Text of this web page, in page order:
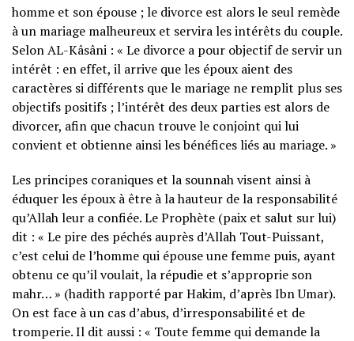
homme et son épouse ; le divorce est alors le seul remède
à un mariage malheureux et servira les intérêts du couple.
Selon AL-Kâsâni : « Le divorce a pour objectif de servir un
intérêt : en effet, il arrive que les époux aient des
caractères si différents que le mariage ne remplit plus ses
objectifs positifs ; l’intérêt des deux parties est alors de
divorcer, afin que chacun trouve le conjoint qui lui
convient et obtienne ainsi les bénéfices liés au mariage. »
Les principes coraniques et la sounnah visent ainsi à
éduquer les époux à être à la hauteur de la responsabilité
qu’Allah leur a confiée. Le Prophète (paix et salut sur lui)
dit : « Le pire des péchés auprès d’Allah Tout-Puissant,
c’est celui de l’homme qui épouse une femme puis, ayant
obtenu ce qu’il voulait, la répudie et s’approprie son
mahr… » (hadith rapporté par Hakim, d’après Ibn Umar).
On est face à un cas d’abus, d’irresponsabilité et de
tromperie. Il dit aussi : « Toute femme qui demande la